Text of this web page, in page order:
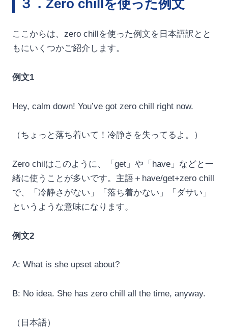
３．Zero chillを使った例文
ここからは、zero chillを使った例文を日本語訳とと
もにいくつかご紹介します。
例文1
Hey, calm down! You’ve got zero chill right now.
（ちょっと落ち着いて！冷静さを失ってるよ。）
Zero chilはこのように、「get」や「have」などと一
緒に使うことが多いです。主語＋have/get+zero chill
で、「冷静さがない」「落ち着かない」「ダサい」
というような意味になります。
例文2
A: What is she upset about?
B: No idea. She has zero chill all the time, anyway.
（日本語）